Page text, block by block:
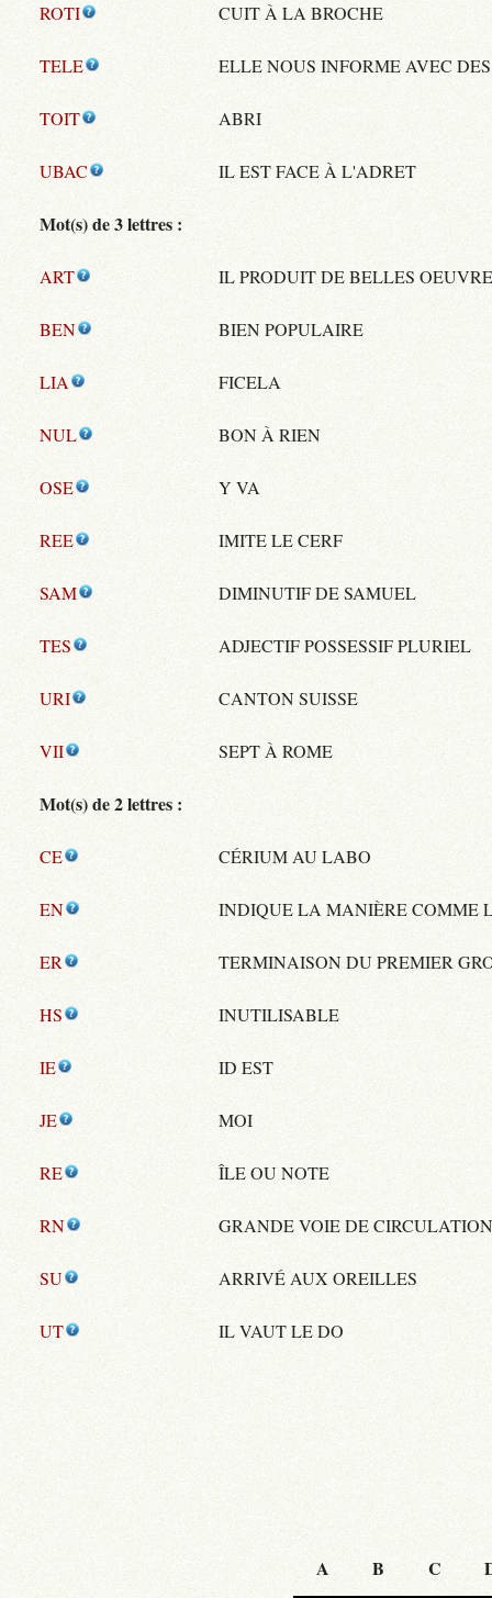
ROTI CUIT À LA BROCHE
TELE ELLE NOUS INFORME AVEC
TOIT ABRI
UBAC IL EST FACE À L'ADRET
Mot(s) de 3 lettres :
ART IL PRODUIT DE BELLES
BEN BIEN POPULAIRE
LIA FICELA
NUL BON À RIEN
OSE Y VA
REE IMITE LE CERF
SAM DIMINUTIF DE SAMUEL
TES ADJECTIF POSSESSIF PLURIEL
URI CANTON SUISSE
VII SEPT À ROME
Mot(s) de 2 lettres :
CE CÉRIUM AU LABO
EN INDIQUE LA MANIÈRE COMME
ER TERMINAISON DU PREMIER
HS INUTILISABLE
IE ID EST
JE MOI
RE ÎLE OU NOTE
RN GRANDE VOIE DE CIRCULATION
SU ARRIVÉ AUX OREILLES
UT IL VAUT LE DO
A B C